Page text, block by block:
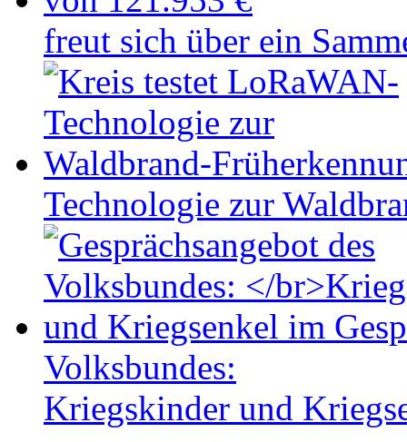
freut sich über ein
Technologie zur
Volksbundes:
Kriegskinder und